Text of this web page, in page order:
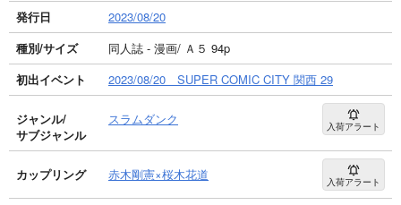
発行日
2023/08/20
種別/サイズ
同人誌 - 漫画/ Ａ５ 94p
初出イベント
2023/08/20 SUPER COMIC CITY 関西 29
ジャンル/
サブジャンル
スラムダンク 入荷アラート
カップリング 赤木剛憲×桜木花道 入荷アラート